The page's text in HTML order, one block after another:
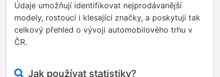
Údaje umožňují identifikovat nejprodávanější
modely, rostoucí i klesající značky, a poskytují tak
celkový přehled o vývoji automobilového trhu v
ČR.
Jak používat statistiky?